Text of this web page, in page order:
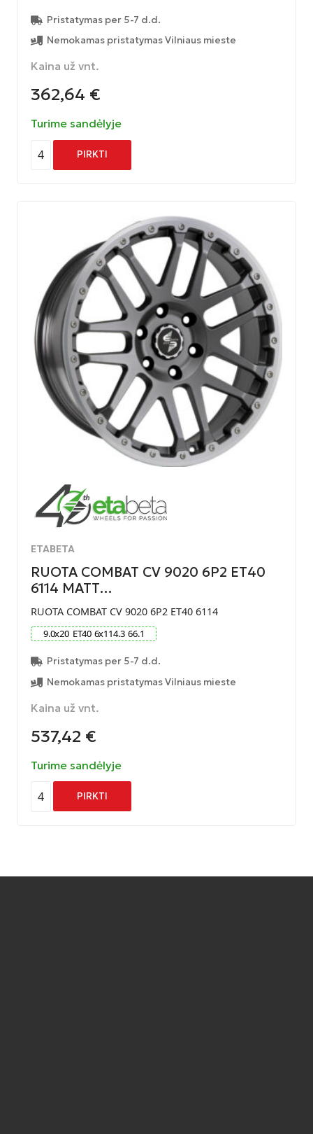
Pristatymas per 5-7 d.d.
Nemokamas pristatymas Vilniaus mieste
Kaina už vnt.
362,64 €
Turime sandėlyje
4 PIRKTI
ETABETA
RUOTA COMBAT CV 9020 6P2 ET40
6114 MATT…
RUOTA COMBAT CV 9020 6P2 ET40 6114
9.0x20 ET40 6x114.3 66.1
Pristatymas per 5-7 d.d.
Nemokamas pristatymas Vilniaus mieste
Kaina už vnt.
537,42 €
Turime sandėlyje
4 PIRKTI